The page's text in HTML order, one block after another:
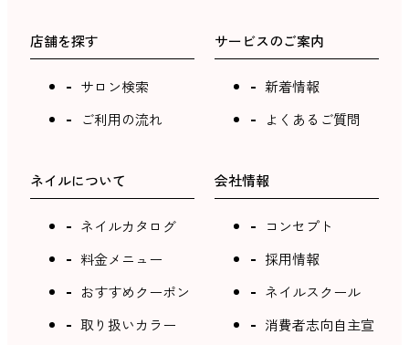
店舗を探す
サロン検索
ご利用の流れ
サービスのご案内
新着情報
よくあるご質問
ネイルについて
ネイルカタログ
料金メニュー
おすすめクーポン
取り扱いカラー
会社情報
コンセプト
採用情報
ネイルスクール
消費者志向自主宣